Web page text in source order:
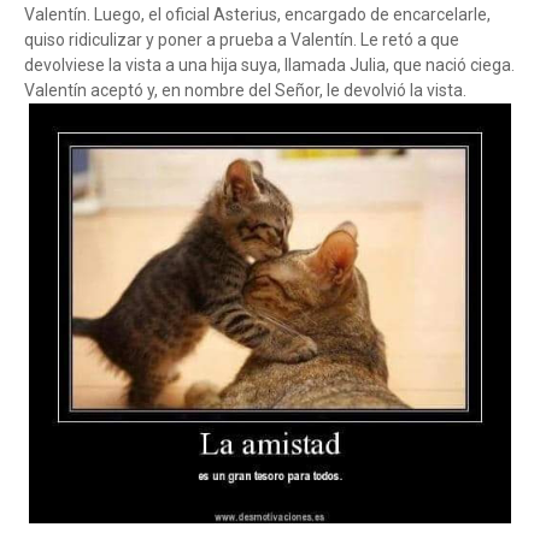
Valentín. Luego, el oficial Asterius, encargado de encarcelarle,
quiso ridiculizar y poner a prueba a Valentín. Le retó a que
devolviese la vista a una hija suya, llamada Julia, que nació ciega.
Valentín aceptó y, en nombre del Señor, le devolvió la vista.